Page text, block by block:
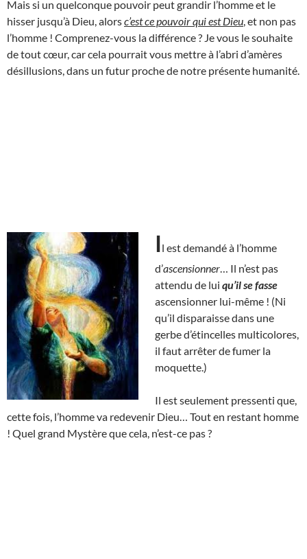
Mais si un quelconque pouvoir peut grandir l’homme et le
hisser jusqu’à Dieu, alorsc’est ce pouvoir qui est Dieu , et non pas
l’homme ! Comprenez-vous la différence ? Je vous le souhaite
de tout cœur, car cela pourrait vous mettre à l’abri d’amères
désillusions, dans un futur proche de notre présente humanité.
Il est demandé à l’homme
d’ascensionner … Il n’est pas
attendu de lui qu’il se fasse
ascensionner lui-même ! (Ni
qu’il disparaisse dans une
gerbe d’étincelles multicolores,
il faut arrêter de fumer la
moquette.)
Il est seulement pressenti que,
cette fois, l’homme va redevenir Dieu… Tout en restant homme
! Quel grand Mystère que cela, n’est-ce pas ?